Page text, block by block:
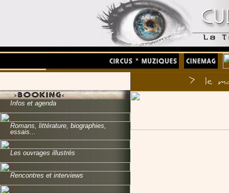
Infos et agenda
Romans, littérature, biographies,
essais...
Les ouvrages illustrés
Rencontres et interviews